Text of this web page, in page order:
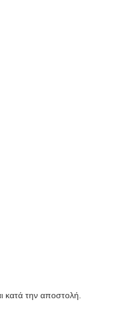
την αποστολή.